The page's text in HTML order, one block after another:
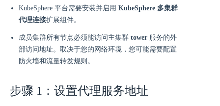
KubeSphere 平台需要安装并启用 KubeSphere 多集群
代理连接扩展组件。
成员集群所有节点必须能访问主集群 tower 服务的外
部访问地址。取决于您的网络环境，您可能需要配置
防火墙和流量转发规则。
步骤 1：设置代理服务地址